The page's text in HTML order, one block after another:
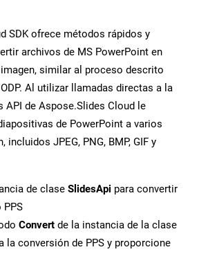
SDK ofrece métodos rápidos y
archivos de MS PowerPoint en
similar al proceso descrito
Al utilizar llamadas directas a la
API de Aspose.Slides Cloud le
de PowerPoint a varios
JPEG, PNG, BMP, GIF y
de clase SlidesApi para convertir
Convert de la instancia de la clase
la conversión de PPS y proporcione